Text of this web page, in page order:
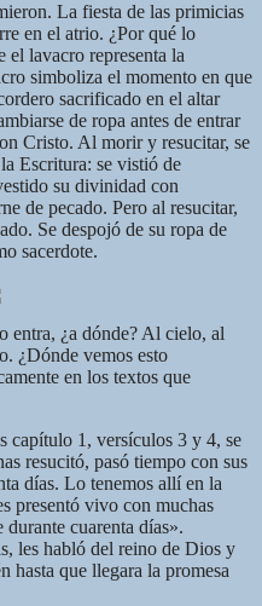
La fiesta de las primicias
en el atrio. ¿Por qué lo
el lavacro representa la
simboliza el momento en que
sacrificado en el altar
de ropa antes de entrar
Cristo. Al morir y resucitar, se
Escritura: se vistió de
su divinidad con
de pecado. Pero al resucitar,
Se despojó de su ropa de
sacerdote.
entra, ¿a dónde? Al cielo, al
¿Dónde vemos esto
en los textos que
capítulo 1, versículos 3 y 4, se
resucitó, pasó tiempo con sus
días. Lo tenemos allí en la
presentó vivo con muchas
durante cuarenta días».
les habló del reino de Dios y
hasta que llegara la promesa